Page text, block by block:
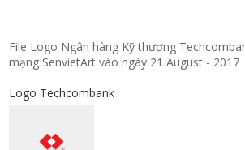
File Logo Ngân hàng Kỹ thương
mạng SenvietArt vào ngày 21 August - 2017
Logo Techcombank